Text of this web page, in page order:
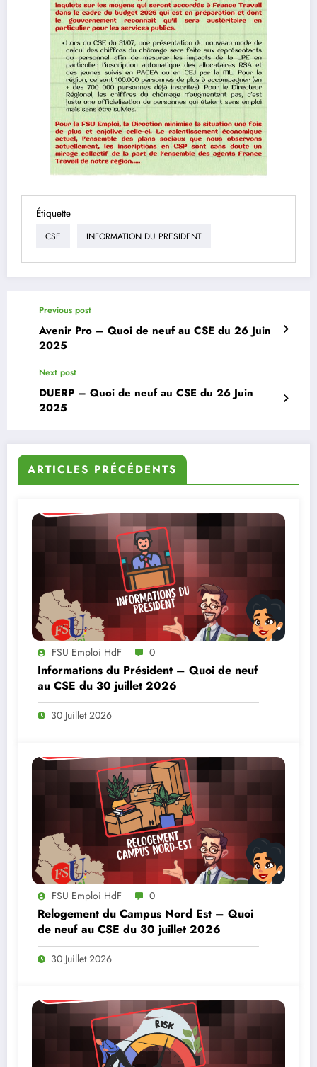
Étiquette
CSE INFORMATION DU PRESIDENT
Previous post
Avenir Pro – Quoi de neuf au CSE du 26 Juin
2025
Next post
DUERP – Quoi de neuf au CSE du 26 Juin
2025
ARTICLES PRÉCÉDENTS
FSU Emploi HdF 0
Informations du Président – Quoi de neuf
au CSE du 30 juillet 2026
30 Juillet 2026
FSU Emploi HdF 0
Relogement du Campus Nord Est – Quoi
de neuf au CSE du 30 juillet 2026
30 Juillet 2026